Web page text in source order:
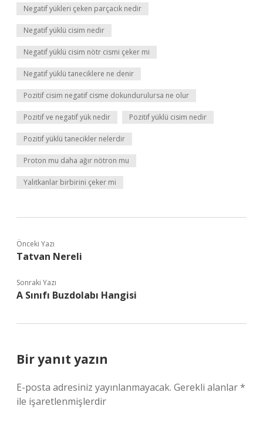
Negatif yükleri çeken parçacık nedir
Negatif yüklü cisim nedir
Negatif yüklü cisim nötr cismi çeker mi
Negatif yüklü taneciklere ne denir
Pozitif cisim negatif cisme dokundurulursa ne olur
Pozitif ve negatif yük nedir Pozitif yüklü cisim nedir
Pozitif yüklü tanecikler nelerdir
Proton mu daha ağır nötron mu
Yalıtkanlar birbirini çeker mi
Önceki Yazı
Tatvan Nereli
Sonraki Yazı
A Sınıfı Buzdolabı Hangisi
Bir yanıt yazın
E-posta adresiniz yayınlanmayacak. Gerekli alanlar*
ile işaretlenmişlerdir